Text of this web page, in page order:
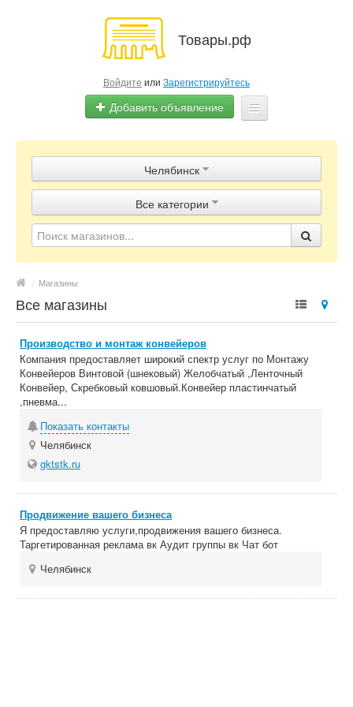
Товары.рф
Войдите или Зарегистрируйтесь
Добавить объявление
Объявления
Магазины
Контакты
Челябинск
Все категории
/ Магазины
Все магазины
Производство и монтаж конвейеров
Компания предоставляет широкий спектр услуг по Монтажу
Конвейеров Винтовой (шнековый) Желобчатый ,Ленточный
Конвейер, Скребковый ковшовый.Конвейер пластинчатый
,пневма...
Показать контакты
Челябинск
gktstk.ru
Продвижение вашего бизнеса
Я предоставляю услуги,продвижения вашего бизнеса.
Таргетированная реклама вк Аудит группы вк Чат бот
Челябинск